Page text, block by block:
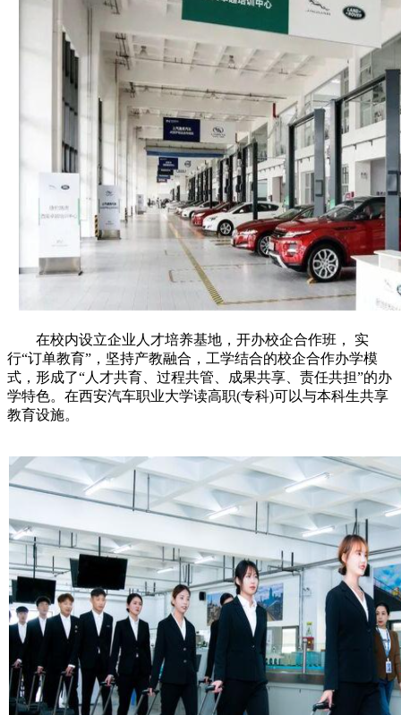
在校内设立企业人才培养基地，开办校企合作班， 实
行“订单教育”，坚持产教融合，工学结合的校企合作办学模
式，形成了“人才共育、过程共管、成果共享、责任共担”的办
学特色。在西安汽车职业大学读高职(专科)可以与本科生共享
教育设施。